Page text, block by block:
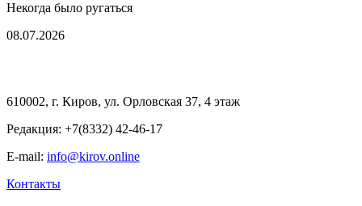
Некогда было ругаться
08.07.2026
610002, г. Киров, ул. Орловская 37, 4 этаж
Редакция: +7(8332) 42-46-17
E-mail: info@kirov.online
Контакты